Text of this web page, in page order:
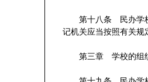
第十八条 民办学校
记机关应当按照有关
第三章 学校的组